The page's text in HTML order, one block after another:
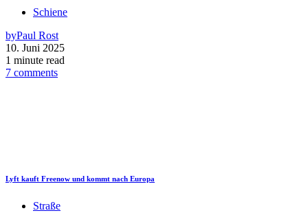
Schiene
byPaul Rost
10. Juni 2025
1 minute read
7 comments
Lyft kauft Freenow und kommt nach Europa
Straße